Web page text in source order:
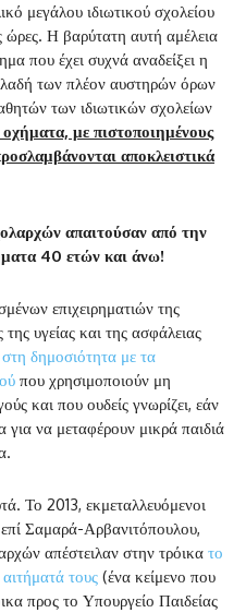
μεγάλου ιδιωτικού σχολείου
ώρες. Η βαρύτατη αυτή αμέλεια
που έχει συχνά αναδείξει η
των πλέον αυστηρών όρων
των ιδιωτικών σχολείων
με πιστοποιημένους
αποκλειστικά
απαιτούσαν από την
40 ετών και άνω!
επιχειρηματιών της
υγείας και της ασφάλειας
δημοσιότητα με τα
που χρησιμοποιούν μη
και που ουδείς γνωρίζει, εάν
να μεταφέρουν μικρά παιδιά
Το 2013, εκμεταλλευόμενοι
Σαμαρά-Αρβανιτόπουλου,
απέστειλαν στην τρόικα το
τους (ένα κείμενο που
προς το Υπουργείο Παιδείας